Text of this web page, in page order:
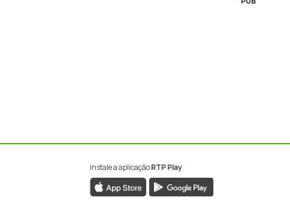
Instale a aplicaçãoRTP Play